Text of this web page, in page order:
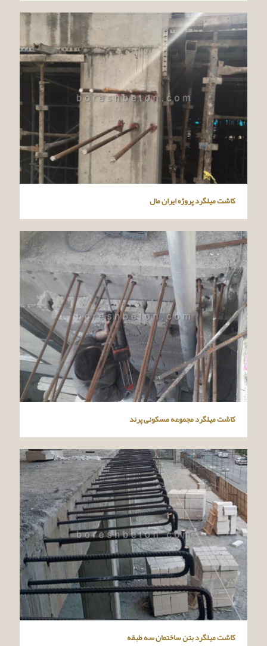
کاشت میلگرد پروژه ایران مال
کاشت میلگرد مجموعه مسکونی پرند
کاشت میلگرد بتن ساختمان سه طبقه